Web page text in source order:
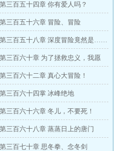
第三百五十四章 你有爱人吗？
第三百五十六章 冒险、冒险
第三百五十八章 深度冒险竟然是……
第三百六十章 为了拯救忠义，我愿
意！
第三百六十二章 真心大冒险！
第三百六十四掌 冰峰绝地
第三百六十六章 冬儿，不要死！
第三百六十八章 蒸蒸日上的唐门
第三百七十章 思冬拳、念冬剑